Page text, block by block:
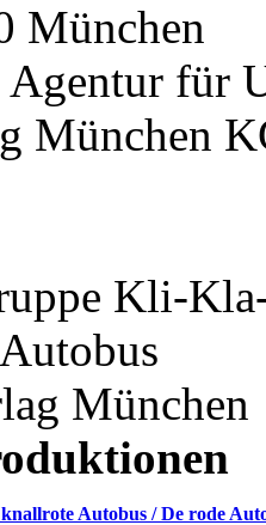
München
Agentur für
München
Kli-
München
Autobus / De rode